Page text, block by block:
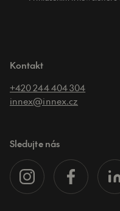
Kontakt
+420 244 404 304
innex@innex.cz
Sledujte nás